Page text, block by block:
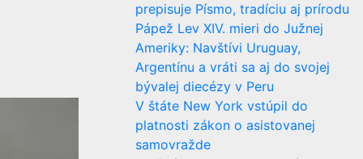
prepisuje Písmo, tradíciu aj prírodu
Pápež Lev XIV. mieri do Južnej
Ameriky: Navštívi Uruguay,
Argentínu a vráti sa aj do svojej
bývalej diecézy v Peru
V štáte New York vstúpil do
platnosti zákon o asistovanej
samovražde